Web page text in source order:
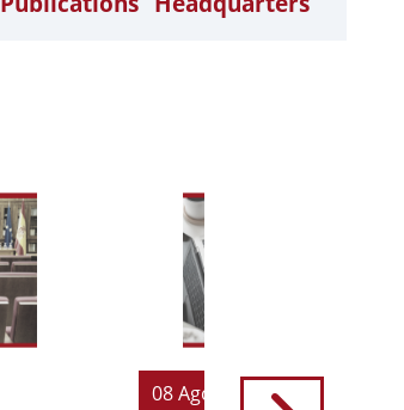
08 Ago 2026